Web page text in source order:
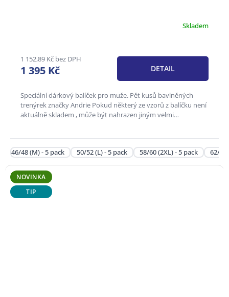
je
3,4
z
hvězdiček.
Skladem
1 152,89 Kč bez DPH
1 395 Kč DETAIL
Speciální dárkový balíček pro muže. Pět kusů bavlněných
trenýrek značky Andrie Pokud některý ze vzorů z balíčku není
aktuálně skladem , může být nahrazen jiným velmi
46/48 (M) - 5 pack 50/52 (L) - 5 pack 58/60 (2XL) - 5 pack 62/64
NOVINKA
TIP